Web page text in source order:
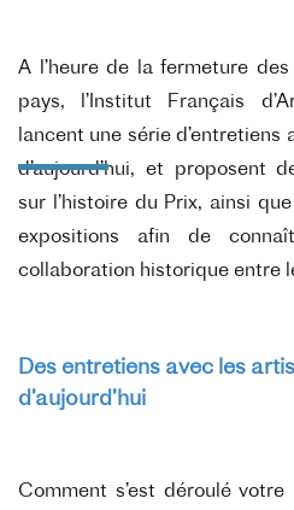
A l’heure de la fermeture
pays, l’Institut Français
lancent une série d’entretiens
d’aujourd’hui, et proposent
sur l’histoire du Prix, ainsi
expositions afin de
collaboration historique entre
Des entretiens avec les
d’aujourd’hui
Comment s’est déroulé